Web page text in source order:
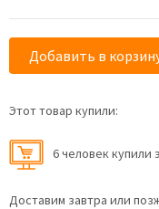
Добавить в
Этот товар купили:
6 человек купили
Доставим завтра или